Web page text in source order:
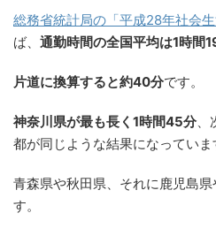
総務省統計局の「平成28年社会生
ば、 通勤時間の全国平均は1時間
片道に換算すると約40分です。
神奈川県が最も長く1時間45分、
都が同じような結果になっていま
青森県や秋田県、それに鹿児島
す。